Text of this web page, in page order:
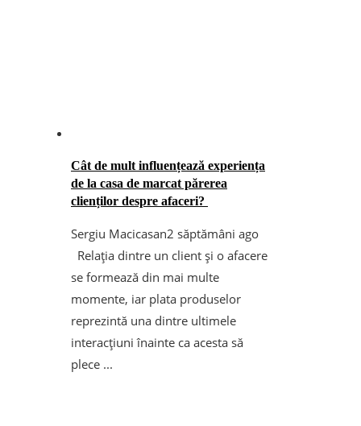
Cât de mult influențează experiența
de la casa de marcat părerea
clienților despre afaceri?
Sergiu Macicasan2 săptămâni ago
Relația dintre un client și o afacere
se formează din mai multe
momente, iar plata produselor
reprezintă una dintre ultimele
interacțiuni înainte ca acesta să
plece ...